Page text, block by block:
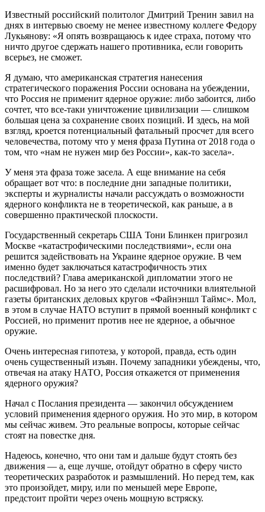
Известный российский политолог Дмитрий Тренин завил на
днях в интервью своему не менее известному коллеге Федору
Лукьянову: «Я опять возвращаюсь к идее страха, потому что
ничто другое сдержать нашего противника, если говорить
всерьез, не сможет.
Я думаю, что американская стратегия нанесения
стратегического поражения России основана на убеждении,
что Россия не применит ядерное оружие: либо забоится, либо
сочтет, что все-таки уничтожение цивилизации — слишком
большая цена за сохранение своих позиций. И здесь, на мой
взгляд, кроется потенциальный фатальный просчет для всего
человечества, потому что у меня фраза Путина от 2018 года о
том, что «нам не нужен мир без России», как-то засела».
У меня эта фраза тоже засела. А еще внимание на себя
обращает вот что: в последние дни западные политики,
эксперты и журналисты начали рассуждать о возможности
ядерного конфликта не в теоретической, как раньше, а в
совершенно практической плоскости.
Государственный секретарь США Тони Блинкен пригрозил
Москве «катастрофическими последствиями», если она
решится задействовать на Украине ядерное оружие. В чем
именно будет заключаться катастрофичность этих
последствий? Глава американской дипломатии этого не
расшифровал. Но за него это сделали источники влиятельной
газеты британских деловых кругов «Файнэншл Таймс». Мол,
в этом в случае НАТО вступит в прямой военный конфликт с
Россией, но применит против нее не ядерное, а обычное
оружие.
Очень интересная гипотеза, у которой, правда, есть один
очень существенный изъян. Почему западники убеждены, что,
отвечая на атаку НАТО, Россия откажется от применения
ядерного оружия?
Начал с Послания президента — закончил обсуждением
условий применения ядерного оружия. Но это мир, в котором
мы сейчас живем. Это реальные вопросы, которые сейчас
стоят на повестке дня.
Надеюсь, конечно, что они там и дальше будут стоять без
движения — а, еще лучше, отойдут обратно в сферу чисто
теоретических разработок и размышлений. Но перед тем, как
это произойдет, миру, или по меньшей мере Европе,
предстоит пройти через очень мощную встряску.